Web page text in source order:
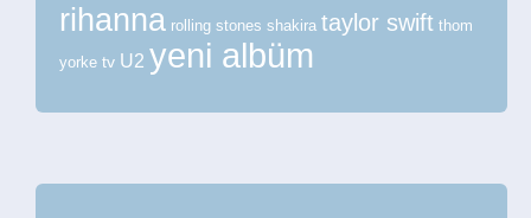
rihanna rolling stones shakira taylor swift thom
yorke tv U2 yeni albüm